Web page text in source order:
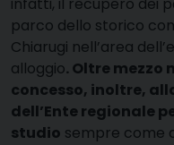
infatti, il recupero dei
parco dello storico
Chiarugi nell’area
alloggio. Oltre mezzo
concesso, inoltre,
dell’Ente regionale
studio sempre come